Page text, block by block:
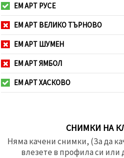
ЕМ АРТ РУСЕ
ЕМ АРТ ВЕЛИКО ТЪРНОВО
ЕМ АРТ ШУМЕН
ЕМ АРТ ЯМБОЛ
ЕМ АРТ ХАСКОВО
СНИМКИ НА
Няма качени снимки, (За да
влезете в профила си или